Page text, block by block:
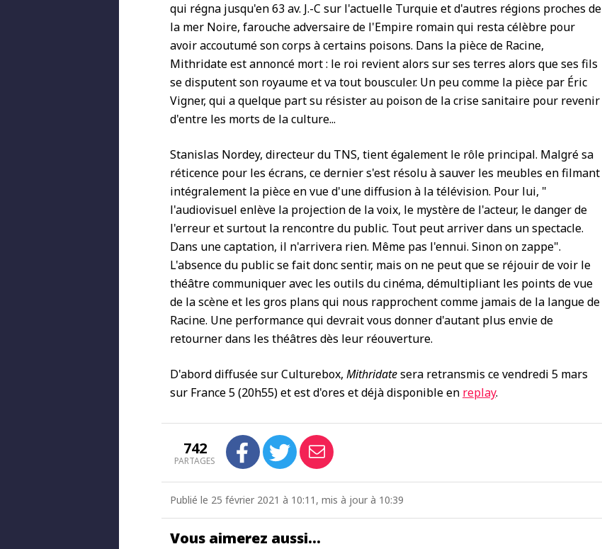
qui régna jusqu'en 63 av. J.-C sur l'actuelle Turquie et d'autres régions proches de
la mer Noire, farouche adversaire de l'Empire romain qui resta célèbre pour
avoir accoutumé son corps à certains poisons. Dans la pièce de Racine,
Mithridate est annoncé mort : le roi revient alors sur ses terres alors que ses fils
se disputent son royaume et va tout bousculer. Un peu comme la pièce par Éric
Vigner, qui a quelque part su résister au poison de la crise sanitaire pour revenir
d'entre les morts de la culture...
Stanislas Nordey, directeur du TNS, tient également le rôle principal. Malgré sa
réticence pour les écrans, ce dernier s'est résolu à sauver les meubles en filmant
intégralement la pièce en vue d'une diffusion à la télévision. Pour lui, "
l'audiovisuel enlève la projection de la voix, le mystère de l'acteur, le danger de
l'erreur et surtout la rencontre du public. Tout peut arriver dans un spectacle.
Dans une captation, il n'arrivera rien. Même pas l'ennui. Sinon on zappe".
L'absence du public se fait donc sentir, mais on ne peut que se réjouir de voir le
théâtre communiquer avec les outils du cinéma, démultipliant les points de vue
de la scène et les gros plans qui nous rapprochent comme jamais de la langue de
Racine. Une performance qui devrait vous donner d'autant plus envie de
retourner dans les théâtres dès leur réouverture.
D'abord diffusée sur Culturebox, Mithridatesera retransmis ce vendredi 5 mars
sur France 5 (20h55) et est d'ores et déjà disponible en replay.
742
PARTAGES
Publié le 25 février 2021 à 10:11, mis à jour à 10:39
Vous aimerez aussi…